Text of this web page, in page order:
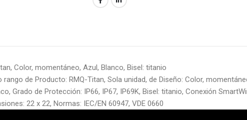
Color, momentáneo, Azul, Blanco, Bisel: titanio
de Producto: RMQ-Titan, Sola unidad, de Diseño: Color,
Grado de Protección: IP66, IP67, IP69K, Bisel: titanio, Conexión
22 x 22, Normas: IEC/EN 60947, VDE 0660